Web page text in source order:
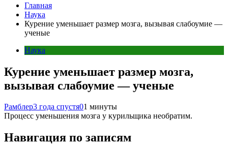
Главная
Наука
Курение уменьшает размер мозга, вызывая слабоумие —
ученые
Наука
Курение уменьшает размер мозга,
вызывая слабоумие — ученые
Рамблер3 года спустя01 минуты
Процесс уменьшения мозга у курильщика необратим.
Навигация по записям